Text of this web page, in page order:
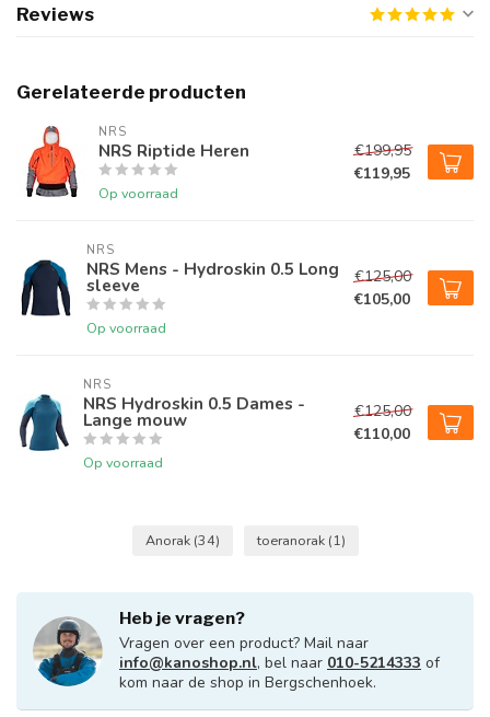
Reviews
Gerelateerde producten
NRS
NRS Riptide Heren
Op voorraad
€199,95
€119,95
NRS
NRS Mens - Hydroskin 0.5 Long
sleeve
Op voorraad
€125,00
€105,00
NRS
NRS Hydroskin 0.5 Dames -
Lange mouw
Op voorraad
€125,00
€110,00
Anorak (34) toeranorak (1)
Heb je vragen?
Vragen over een product? Mail naar
info@kanoshop.nl, bel naar 010-5214333 of
kom naar de shop in Bergschenhoek.